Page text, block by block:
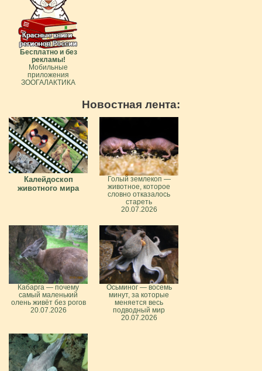
Бесплатно и без
рекламы!
Мобильные
приложения
ЗООГАЛАКТИКА
Новостная лента:
Калейдоскоп
животного мира
Голый землекоп —
животное, которое
словно отказалось
стареть
20.07.2026
Кабарга — почему
самый маленький
олень живёт без рогов
20.07.2026
Осьминог — восемь
минут, за которые
меняется весь
подводный мир
20.07.2026